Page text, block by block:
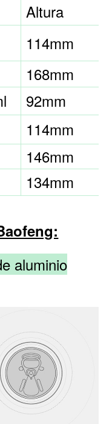
Altura
114mm
168mm
92mm
114mm
146mm
134mm
aluminio